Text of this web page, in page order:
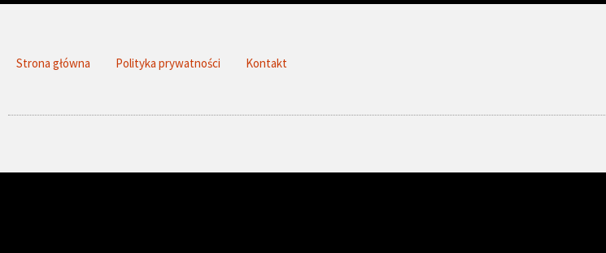
Strona główna Polityka prywatności Kontakt